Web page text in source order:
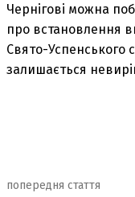
Чернігові можна
про встановлення
Свято-Успенського
залишається
попередня стаття